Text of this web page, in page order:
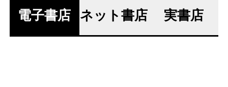
電子書店 ネット書店 実書店